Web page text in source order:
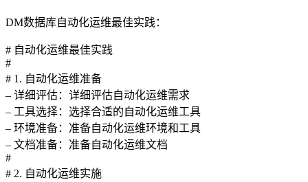
DM数据库自动化运维最佳实践：
# 自动化运维最佳实践
#
# 1. 自动化运维准备
– 详细评估：详细评估自动化运维需求
– 工具选择：选择合适的自动化运维工具
– 环境准备：准备自动化运维环境和工具
– 文档准备：准备自动化运维文档
#
# 2. 自动化运维实施